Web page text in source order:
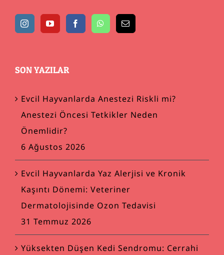
SON YAZILAR
Evcil Hayvanlarda Anestezi Riskli mi?
Anestezi Öncesi Tetkikler Neden
Önemlidir?
6 Ağustos 2026
Evcil Hayvanlarda Yaz Alerjisi ve Kronik
Kaşıntı Dönemi: Veteriner
Dermatolojisinde Ozon Tedavisi
31 Temmuz 2026
Yüksekten Düşen Kedi Sendromu: Cerrahi